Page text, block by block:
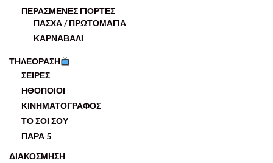
ΠΕΡΑΣΜΕΝΕΣ ΓΙΟΡΤΕΣ
ΠΑΣΧΑ / ΠΡΩΤΟΜΑΓΙΑ
ΚΑΡΝΑΒΑΛΙ
ΤΗΛΕΟΡΑΣΗ
ΣΕΙΡΕΣ
ΗΘΟΠΟΙΟΙ
ΚΙΝΗΜΑΤΟΓΡΑΦΟΣ
ΤΟ ΣΟΙ ΣΟΥ
ΠΑΡΑ 5
ΔΙΑΚΟΣΜΗΣΗ